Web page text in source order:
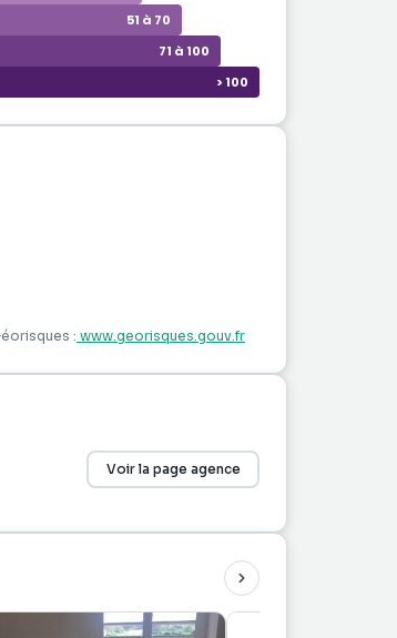
51 à 70
71 à 100
> 100
: www.georisques.gouv.fr
Voir la page agence